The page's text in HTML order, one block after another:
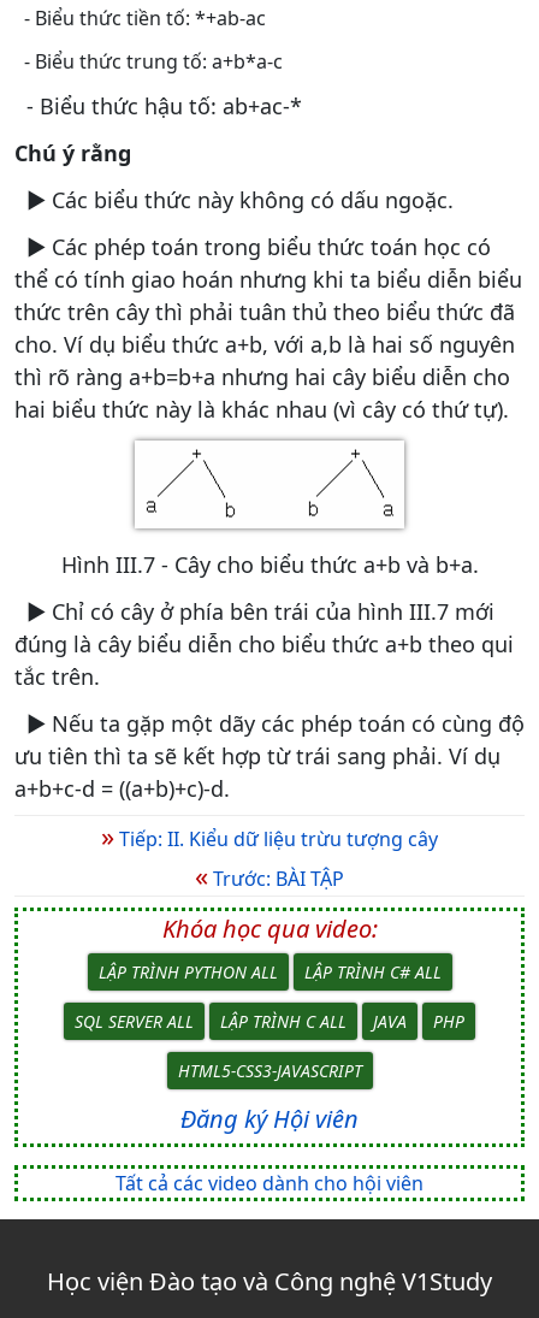
- Biểu thức tiền tố: *+ab-ac
- Biểu thức trung tố: a+b*a-c
- Biểu thức hậu tố: ab+ac-*
Chú ý rằng
► Các biểu thức này không có dấu ngoặc.
► Các phép toán trong biểu thức toán học có
thể có tính giao hoán nhưng khi ta biểu diễn biểu
thức trên cây thì phải tuân thủ theo biểu thức đã
cho. Ví dụ biểu thức a+b, với a,b là hai số nguyên
thì rõ ràng a+b=b+a nhưng hai cây biểu diễn cho
hai biểu thức này là khác nhau (vì cây có thứ tự).
Hình III.7 - Cây cho biểu thức a+b và b+a.
► Chỉ có cây ở phía bên trái của hình III.7 mới
đúng là cây biểu diễn cho biểu thức a+b theo qui
tắc trên.
► Nếu ta gặp một dãy các phép toán có cùng độ
ưu tiên thì ta sẽ kết hợp từ trái sang phải. Ví dụ
a+b+c-d = ((a+b)+c)-d.
»Tiếp: II. Kiểu dữ liệu trừu tượng cây
«Trước: BÀI TẬP
Khóa học qua video:
LẬP TRÌNH PYTHON ALL LẬP TRÌNH C# ALL
SQL SERVER ALL LẬP TRÌNH C ALL JAVA PHP
HTML5-CSS3-JAVASCRIPT
Đăng ký Hội viên
Tất cả các video dành cho hội viên
Học viện Đào tạo và Công nghệ V1Study